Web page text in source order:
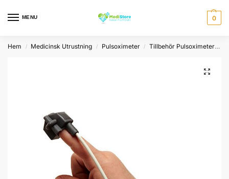
MENU 0
Hem / Medicinsk Utrustning / Pulsoximeter / Tillbehör Pulsoximeter